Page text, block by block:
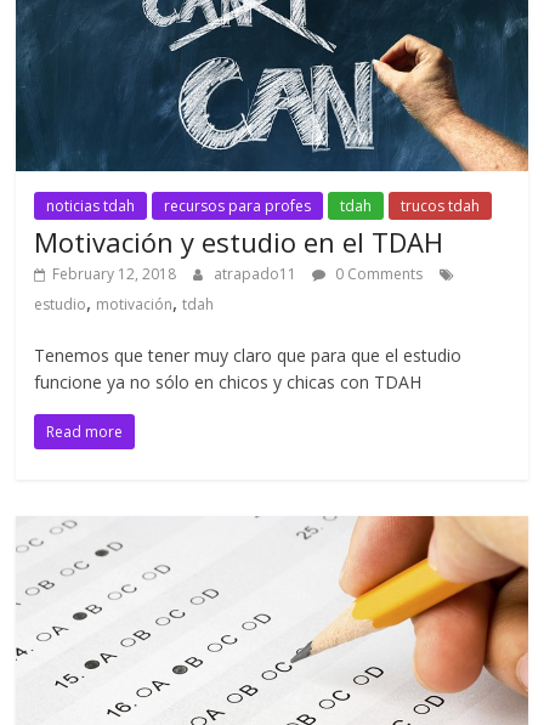
noticias tdah recursos para profes tdah trucos tdah
Motivación y estudio en el TDAH
February 12, 2018 atrapado11
0 Comments
estudio, motivación,tdah
Tenemos que tener muy claro que para que el estudio
funcione ya no sólo en chicos y chicas con TDAH
Read more